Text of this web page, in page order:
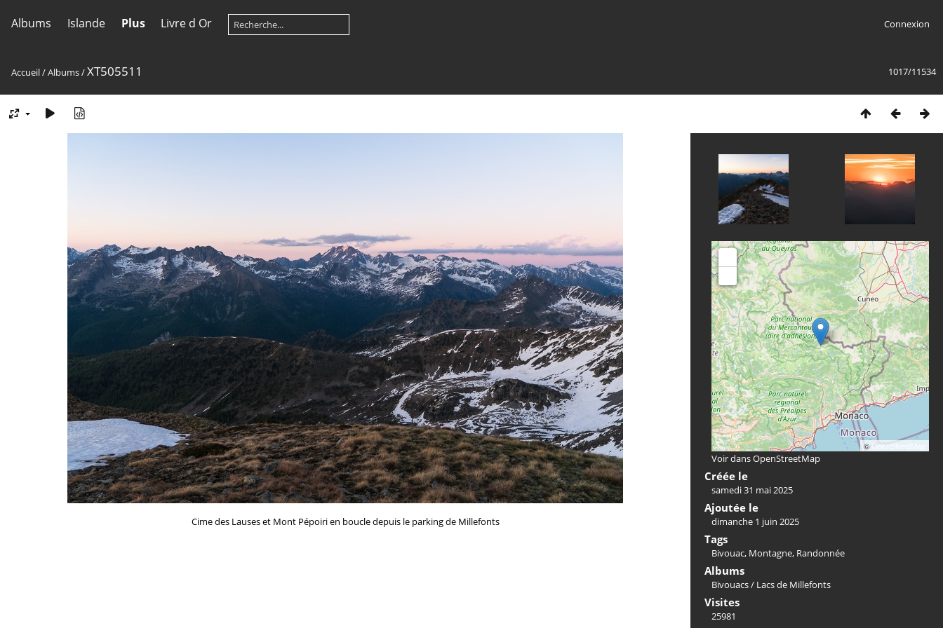
Albums Islande Plus Livre d Or Connexion
1017/11534
Accueil/Albums/XT505511
Cime des Lauses et Mont Pépoiri en boucle depuis le parking de Millefonts
© OpenStreetMap
Voir dans OpenStreetMap
Créée le
samedi 31 mai 2025
Ajoutée le
dimanche 1 juin 2025
Tags
Bivouac, Montagne, Randonnée
Albums
Bivouacs/ Lacs de Millefonts
Visites
25981